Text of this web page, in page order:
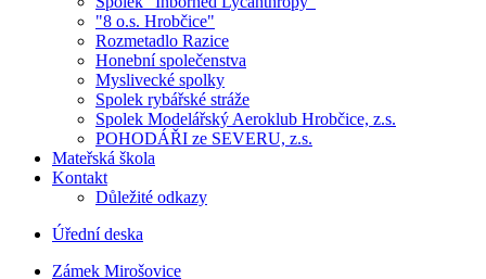
"8 o.s. Hrobčice"
Rozmetadlo Razice
Honební společenstva
Myslivecké spolky
Spolek rybářské stráže
Spolek Modelářský Aeroklub Hrobčice, z.s.
POHODÁŘI ze SEVERU, z.s.
Mateřská škola
Kontakt
Důležité odkazy
Úřední deska
Zámek Mirošovice